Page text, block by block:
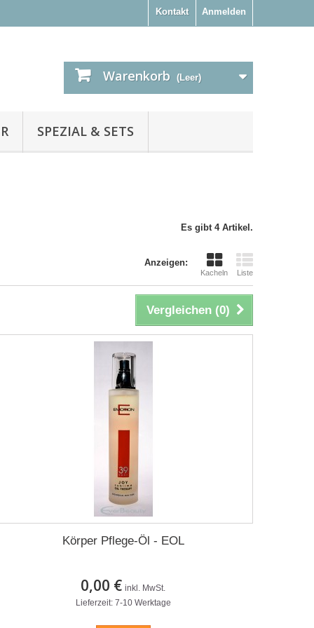
Anmelden
Kontakt
Warenkorb (Leer)
SPEZIAL & SETS
Es gibt 4 Artikel.
Anzeigen:
Kacheln Liste
Vergleichen (0)
Körper Pflege-Öl - EOL
0,00 € inkl. MwSt.
Lieferzeit: 7-10 Werktage